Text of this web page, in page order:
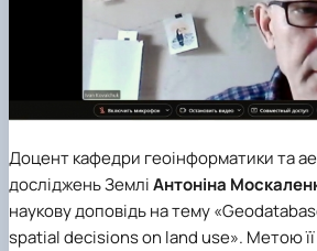
Доценткафедри геоінформатики та
досліджень ЗемліАнтоніна
наукову доповідь на тему
spatial decisions on land use». Метою